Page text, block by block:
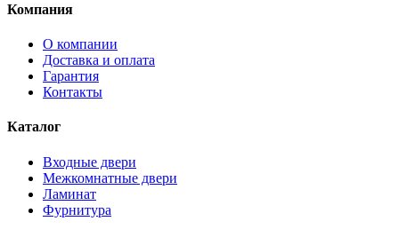
Компания
О компании
Доставка и оплата
Гарантия
Контакты
Каталог
Входные двери
Межкомнатные двери
Ламинат
Фурнитура